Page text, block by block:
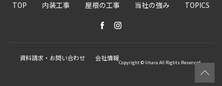
TOP 内装工事 屋根の工事 当社の強み TOPICS
資料請求・お問い合わせ 会社情報
Copyright © Iihara All Rights Reserved.